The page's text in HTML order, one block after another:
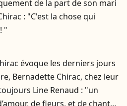
de la part de son mari
: "C'est la chose qui
"
évoque les derniers jours
Bernadette Chirac, chez leur
Line Renaud : "un
de fleurs, et de chant